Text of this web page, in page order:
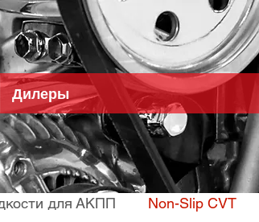
Дилеры
для АКПП Non-Slip CVT